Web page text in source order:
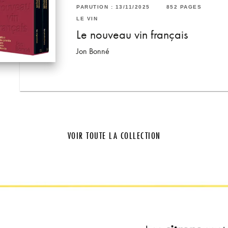
PAGES
: 02/11/2022
cave en 300 vins
Bompas
Mialon
PARUTION : 13/11/2025 852 PAGES
LE VIN
Le nouveau vin français
Jon Bonné
VOIR TOUTE LA COLLECTION